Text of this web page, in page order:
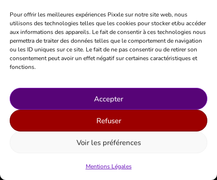
Pour offrir les meilleures expériences Pixxle sur notre site web, nous
utilisons des technologies telles que les cookies pour stocker et/ou accéder
aux informations des appareils. Le fait de consentir à ces technologies nous
permettra de traiter des données telles que le comportement de navigation
ou les ID uniques sur ce site. Le fait de ne pas consentir ou de retirer son
consentement peut avoir un effet négatif sur certaines caractéristiques et
fonctions.
Accepter
Refuser
Voir les préférences
Mentions Légales
Découvrez le Pixxle Launch Event du 11
avril 2024
Cliquez pour accepter les cookies marketing
et activer ce contenu